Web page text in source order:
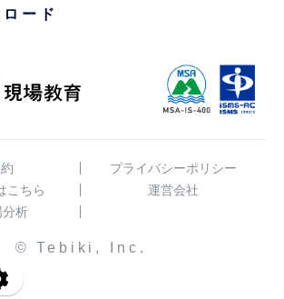
ード
プライバシーポリシー
こちら
運営会社
析
© Tebiki, Inc.